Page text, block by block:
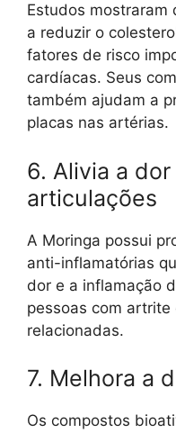
Estudos mostraram
a reduzir o
fatores de risco
cardíacas. Seus
também ajudam a
placas nas artérias.
6. Alivia a
articulações
A Moringa possui
anti-inflamatórias
dor e a inflamação
pessoas com
relacionadas.
7. Melhora a
Os compostos